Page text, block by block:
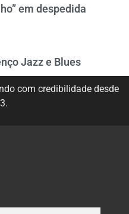
em despedida
Jazz e Blues
com credibilidade desde